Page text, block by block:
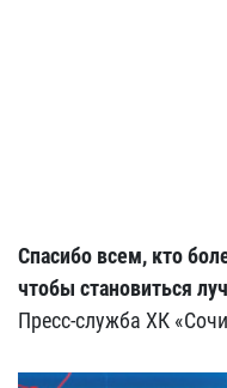
Спасибо всем, кто
чтобы становиться
Пресс-служба ХК